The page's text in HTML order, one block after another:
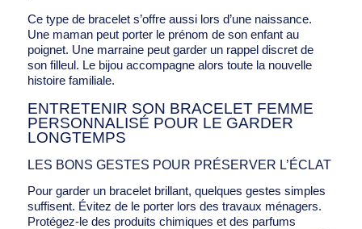
Ce type de bracelet s’offre aussi lors d’une naissance.
Une maman peut porter le prénom de son enfant au
poignet. Une marraine peut garder un rappel discret de
son filleul. Le bijou accompagne alors toute la nouvelle
histoire familiale.
ENTRETENIR SON BRACELET FEMME
PERSONNALISÉ POUR LE GARDER
LONGTEMPS
LES BONS GESTES POUR PRÉSERVER L’ÉCLAT
Pour garder un bracelet brillant, quelques gestes simples
suffisent. Évitez de le porter lors des travaux ménagers.
Protégez-le des produits chimiques et des parfums